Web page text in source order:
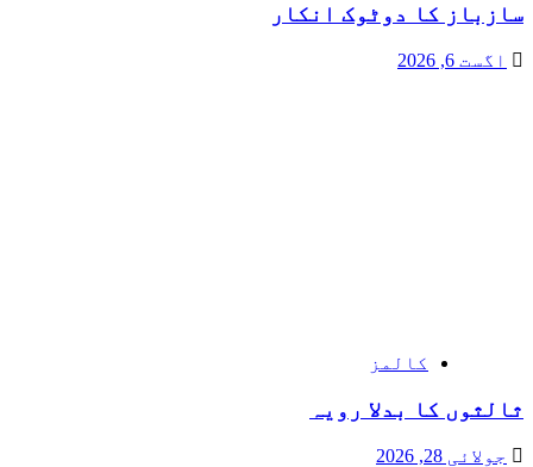
سازباز کا دوٹوک انکار
اگست 6, 2026
کالمز
ثالثوں کا بدلا رویہ
جولائی 28, 2026